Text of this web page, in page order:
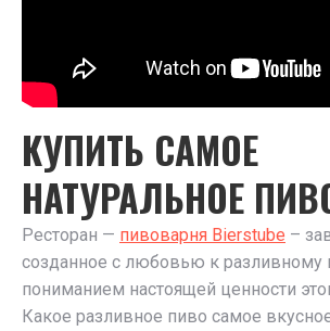
КУПИТЬ САМОЕ
НАТУРАЛЬНОЕ
Ресторан — пивоварня Bierstube –
созданное с любовью к разливному
пониманием настоящей ценности
Какое разливное пиво самое